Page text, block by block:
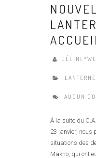
AUCUN
À la suite du
23 janvier, nous
situations des
Makho, qui ont